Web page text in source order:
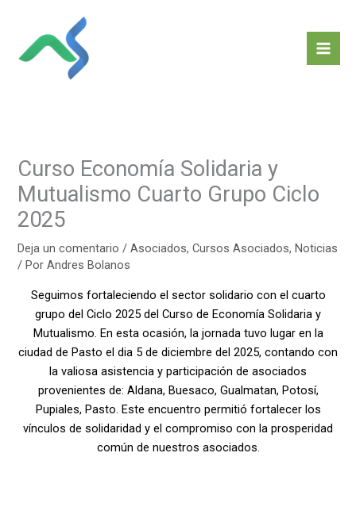
contenido
Curso Economía Solidaria y
Mutualismo Cuarto Grupo Ciclo
2025
Deja un comentario /Asociados,Cursos Asociados, Noticias
/ PorAndres Bolanos
Seguimos fortaleciendo el sector solidario con el cuarto
grupo del Ciclo 2025 del Curso de Economía Solidaria y
Mutualismo. En esta ocasión, la jornada tuvo lugar en la
ciudad de Pasto el dia 5 de diciembre del 2025, contando con
la valiosa asistencia y participación de asociados
provenientes de: Aldana, Buesaco, Gualmatan, Potosí,
Pupiales, Pasto. Este encuentro permitió fortalecer los
vínculos de solidaridad y el compromiso con la prosperidad
común de nuestros asociados.